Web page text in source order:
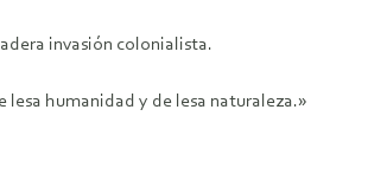
invasión colonialista.
humanidad y de lesa naturaleza.»